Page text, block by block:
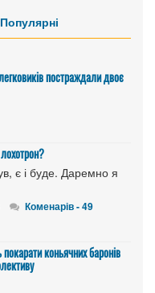
Популярні
постраждали двоє
є і буде. Даремно я
Коменарів - 49
коньячних баронів